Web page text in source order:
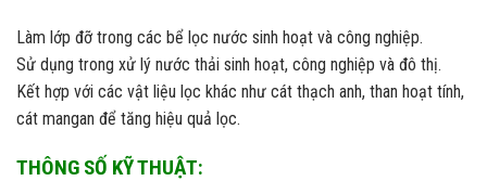
Làm lớp đỡ trong các bể lọc nước sinh hoạt và công nghiệp.
Sử dụng trong xử lý nước thải sinh hoạt, công nghiệp và đô thị.​
Kết hợp với các vật liệu lọc khác như cát thạch anh, than hoạt tính,
cát mangan để tăng hiệu quả lọc.​
THÔNG SỐ KỸ THUẬT: